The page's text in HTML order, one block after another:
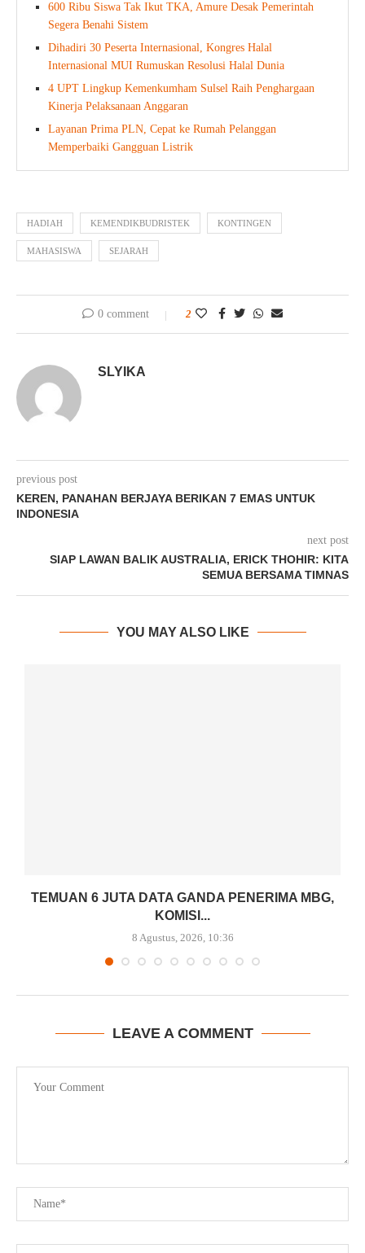
600 Ribu Siswa Tak Ikut TKA, Amure Desak Pemerintah
Segera Benahi Sistem
Dihadiri 30 Peserta Internasional, Kongres Halal
Internasional MUI Rumuskan Resolusi Halal Dunia
4 UPT Lingkup Kemenkumham Sulsel Raih Penghargaan
Kinerja Pelaksanaan Anggaran
Layanan Prima PLN, Cepat ke Rumah Pelanggan
Memperbaiki Gangguan Listrik
HADIAH KEMENDIKBUDRISTEK KONTINGEN
MAHASISWA SEJARAH
0 comment 2
SLYIKA
previous post
KEREN, PANAHAN BERJAYA BERIKAN 7 EMAS UNTUK
INDONESIA
next post
SIAP LAWAN BALIK AUSTRALIA, ERICK THOHIR: KITA
SEMUA BERSAMA TIMNAS
YOU MAY ALSO LIKE
TEMUAN 6 JUTA DATA GANDA PENERIMA MBG,
KOMISI...
8 Agustus, 2026, 10:36
LEAVE A COMMENT